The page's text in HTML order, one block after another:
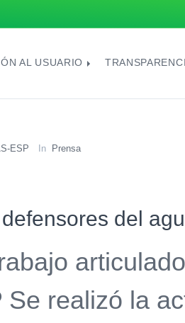
AL USUARIO
ESP In Prensa
del
Se realizó la